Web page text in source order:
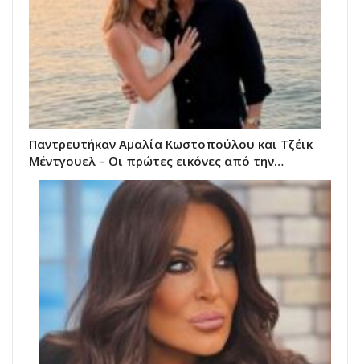
Παντρευτήκαν Αμαλία Κωστοπούλου και Τζέικ
Μέντγουελ – Οι πρώτες εικόνες από την…